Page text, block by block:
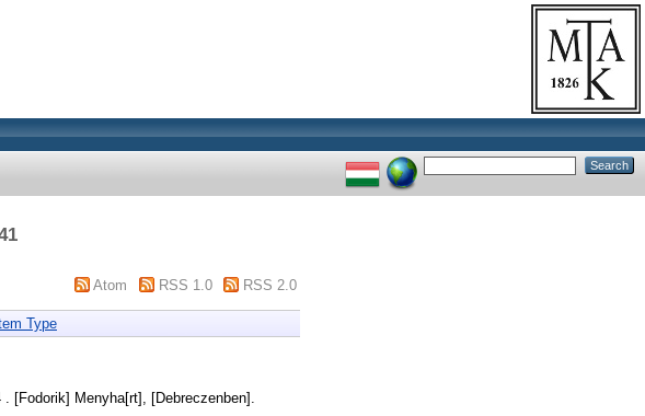
Atom RSS 1.0 RSS 2.0
Type
[Fodorik] Menyha[rt], [Debreczenben].